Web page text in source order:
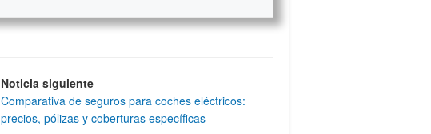
Noticia siguiente
Comparativa de seguros para coches eléctricos:
precios, pólizas y coberturas específicas